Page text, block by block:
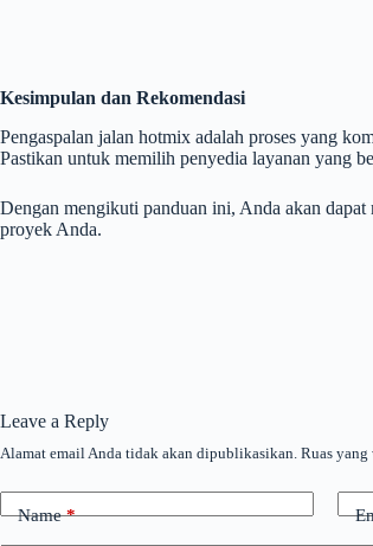
Kesimpulan dan Rekomendasi
Pengaspalan jalan hotmix adalah proses yang
Pastikan untuk memilih penyedia layanan yang
Dengan mengikuti panduan ini, Anda akan
proyek Anda.
Leave a Reply
Alamat email Anda tidak akan dipublikasikan. Ruas
Name*